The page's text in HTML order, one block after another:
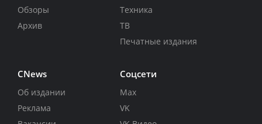
Обзоры
Архив
Техника
ТВ
Печатные издания
CNews
Об издании
Реклама
Соцсети
Max
VK